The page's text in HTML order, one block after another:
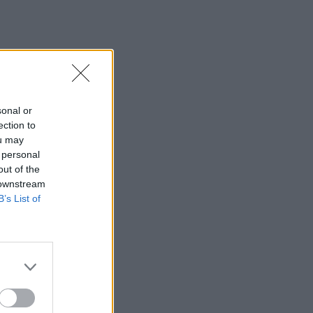
or
to
may
of the
List of
Κρήτη: Έδειχνε το 10χρονο κορίτσι και
ρωτούσε "πόσο;" - Έρευνες για
παιδεραστή τουρίστα - Δείτε βίντεο